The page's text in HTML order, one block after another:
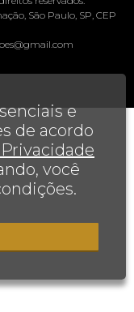
São Paulo, SP, CEP
e
de acordo
você